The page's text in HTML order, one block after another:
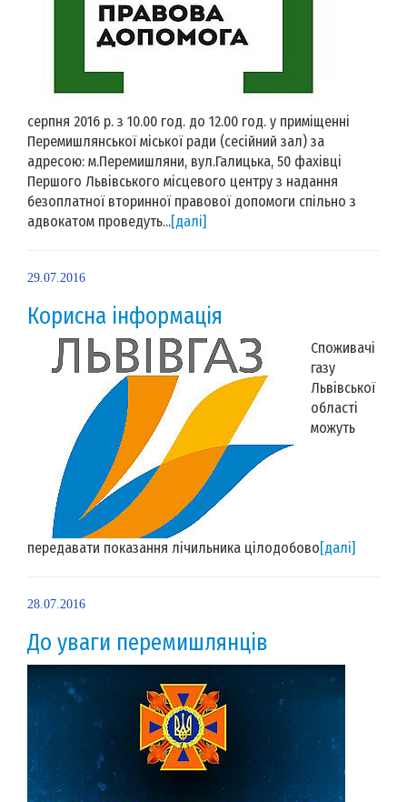
серпня 2016 р. з 10.00 год. до 12.00 год. у приміщенні
Перемишлянської міської ради (сесійний зал) за
адресою: м.Перемишляни, вул.Галицька, 50 фахівці
Першого Львівського місцевого центру з надання
безоплатної вторинної правової допомоги спільно з
адвокатом проведуть...[далі]
29.07.2016
Корисна інформація
Споживачі
газу
Львівської
області
можуть
передавати показання лічильника цілодобово[далі]
28.07.2016
До уваги перемишлянців